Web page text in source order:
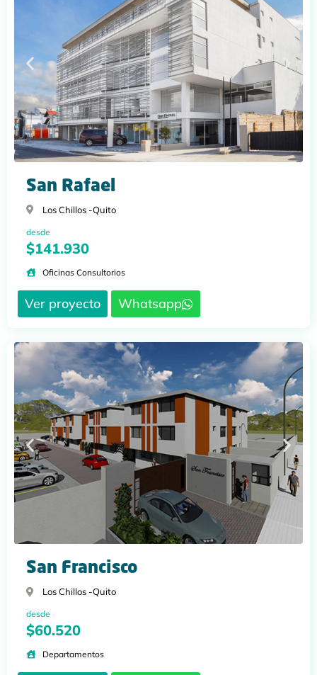
San Rafael
Los Chillos -Quito
desde
$141.930
Oficinas Consultorios
Ver proyecto Whatsapp
San Francisco
Los Chillos -Quito
desde
$60.520
Departamentos